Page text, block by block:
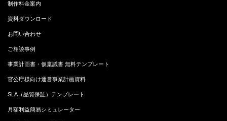
制作料金案内
資料ダウンロード
お問い合わせ
ご相談事例
事業計画書・仮稟議書 無料テンプレート
官公庁様向け運営事業計画資料
SLA（品質保証）テンプレート
月額利益簡易シミュレーター